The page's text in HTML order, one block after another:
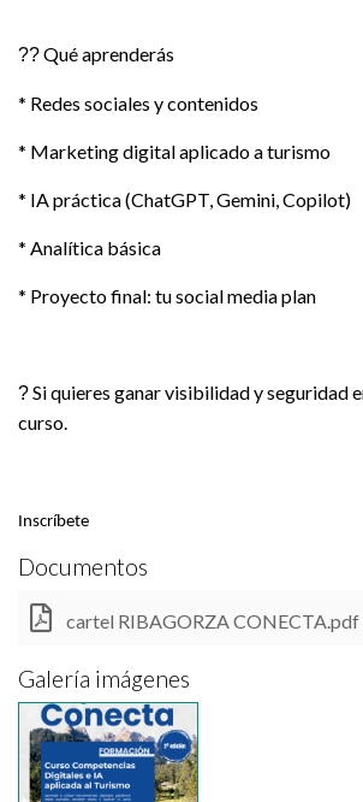
??Qué aprenderás
* Redes sociales y contenidos
* Marketing digital aplicado a turismo
* IA práctica (ChatGPT, Gemini, Copilot)
* Analítica básica
* Proyecto final: tu social media plan
?Si quieres ganar visibilidad y seguridad
curso.
Inscríbete
Documentos
cartel RIBAGORZA CONECTA.pdf
Galería imágenes